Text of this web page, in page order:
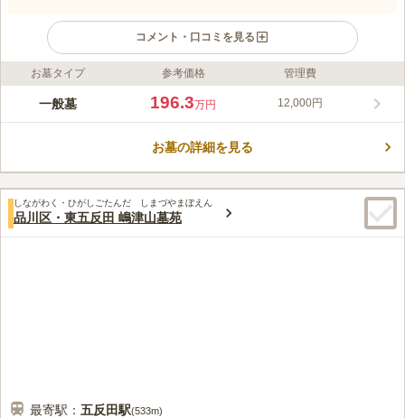
コメント・口コミを見る
ライフドット編集部のコメント
駅前には花屋やコンビニがあり、お参りに必要なものが購入で
墓はきれいに手入れされており、落ち着いた雰囲気です。 周辺
口コミ評価
この霊園はまだ誰からも評価されていません。
お墓タイプ 参考価格 管理費
一般墓 196.3万円 12,000円
お墓の詳細を見る
しながわく・ひがしごたんだ しまづやまぼえん
品川区・東五反田 嶋津山墓苑
最寄駅： 五反田駅(533m)